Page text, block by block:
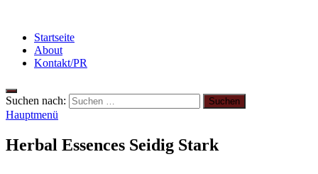
Startseite
About
Kontakt/PR
Suchen nach:
Hauptmenü
Herbal Essences Seidig Stark